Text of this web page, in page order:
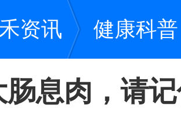
资讯 健康科普
肠息肉，请